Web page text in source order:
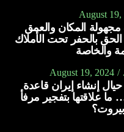
August 19,
مجهولة المكان والعمق
بالحفر تحت الأملاك
والخاصة
August 19, 2024
إنشاء إيران قاعدة
علاقتها بتفجير مرفأ
بيروت؟